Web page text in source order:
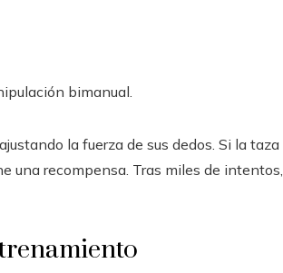
bimanual.
la fuerza de sus dedos. Si la taza
una recompensa. Tras miles de intentos,